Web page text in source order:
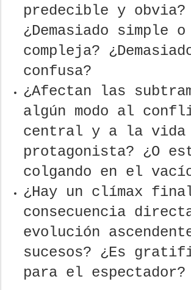
predecible y obvia?
¿Demasiado simple o
compleja?
confusa?
¿Afectan las
algún modo al
central y a la vida
protagonista? ¿O
colgando en el
¿Hay un clímax
consecuencia
evolución
sucesos? ¿Es
para el espectador?